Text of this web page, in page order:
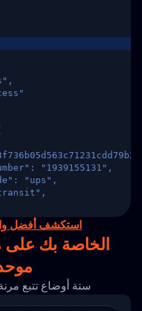
"1939155131",
"ups",
"United
2,
[
03-08 04: 22: 00",
"Departed
استكشف أفضل
تتبع طرود uqe الخاصة بك على
ستة أوضاع تتبع